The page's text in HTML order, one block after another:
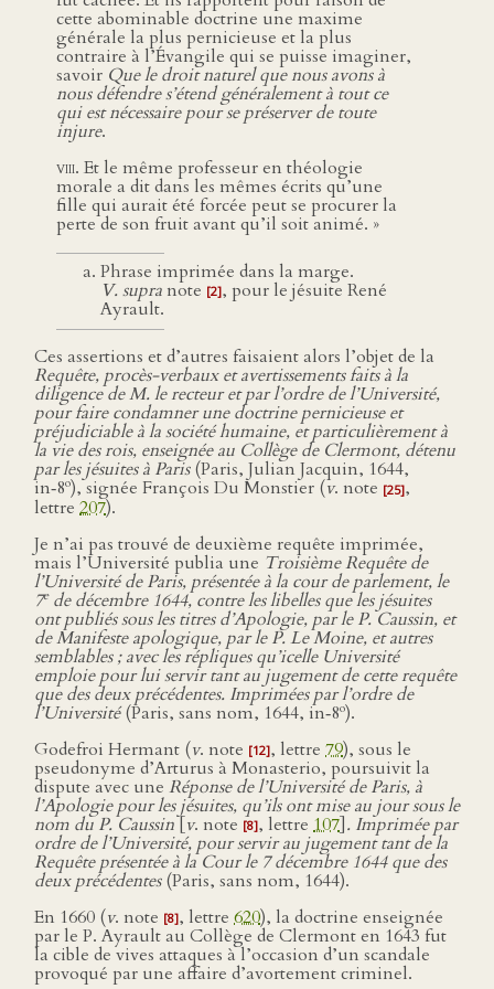
cette abominable doctrine une maxime
générale la plus pernicieuse et la plus
contraire à l’Évangile qui se puisse imaginer,
savoir Que le droit naturel que nous avons à
nous défendre s’étend généralement à tout ce
qui est nécessaire pour se préserver de toute
injure.
viii. Et le même professeur en théologie
morale a dit dans les mêmes écrits qu’une
fille qui aurait été forcée peut se procurer la
perte de son fruit avant qu’il soit animé. »
Phrase imprimée dans la marge.
V. supra note [2], pour le jésuite René
Ayrault.
Ces assertions et d’autres faisaient alors l’objet de la
Requête, procès-verbaux et avertissements faits à la
diligence de M. le recteur et par l’ordre de l’Université,
pour faire condamner une doctrine pernicieuse et
préjudiciable à la société humaine, et particulièrement à
la vie des rois, enseignée au Collège de Clermont, détenu
par les jésuites à Paris(Paris, Julian Jacquin, 1644,
in‑8o), signée François Du Monstier (v. note [25],
lettre 207).
Je n’ai pas trouvé de deuxième requête imprimée,
mais l’Université publia une Troisième Requête de
l’Université de Paris, présentée à la cour de parlement, le
7ede décembre 1644, contre les libelles que les jésuites
ont publiés sous les titres d’Apologie, par le P. Caussin, et
de Manifeste apologique, par le P. Le Moine, et autres
semblables ; avec les répliques qu’icelle Université
emploie pour lui servir tant au jugement de cette requête
que des deux précédentes. Imprimées par l’ordre de
l’Université(Paris, sans nom, 1644, in‑8o).
Godefroi Hermant (v. note [12], lettre 79), sous le
pseudonyme d’Arturus à Monasterio, poursuivit la
dispute avec une Réponse de l’Université de Paris, à
l’Apologie pour les jésuites, qu’ils ont mise au jour sous le
nom du P. Caussin[v. note [8], lettre 107]. Imprimée par
ordre de l’Université, pour servir au jugement tant de la
Requête présentée à la Cour le 7 décembre 1644 que des
deux précédentes(Paris, sans nom, 1644).
En 1660 (v. note [8], lettre 620), la doctrine enseignée
par le P. Ayrault au Collège de Clermont en 1643 fut
la cible de vives attaques à l’occasion d’un scandale
provoqué par une affaire d’avortement criminel.